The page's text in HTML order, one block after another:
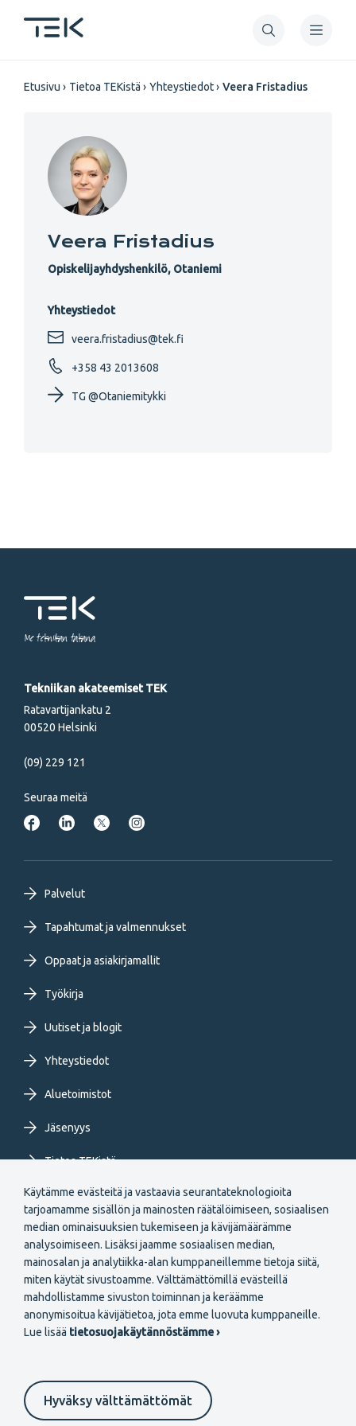
Käytämme evästeitä ja vastaavia seurantateknologioita
tarjoamamme sisällön ja mainosten räätälöimiseen, sosiaalisen
median ominaisuuksien tukemiseen ja kävijämäärämme
analysoimiseen. Lisäksi jaamme sosiaalisen median,
mainosalan ja analytiikka-alan kumppaneillemme tietoja siitä,
miten käytät sivustoamme. Välttämättömillä evästeillä
mahdollistamme sivuston toiminnan ja keräämme
anonymisoitua kävijätietoa, jota emme luovuta kumppaneille.
Lue lisää tietosuojakäytännöstämme ›
Hyväksy välttämättömät
pääsisältöön
Murupolku
Etusivu Tietoa TEKistä Yhteystiedot Veera Fristadius
Veera Fristadius
Opiskelijayhdyshenkilö, Otaniemi
Yhteystiedot
veera.fristadius@tek.fi
+358 43 2013608
TG @Otaniemitykki
Me tekniikan takana
Tekniikan akateemiset TEK
Ratavartijankatu 2
00520 Helsinki
(09) 229 121
Seuraa meitä
Footer
primary
menu
FI
Palvelut
Tapahtumat ja valmennukset
Oppaat ja asiakirjamallit
Työkirja
Uutiset ja blogit
Yhteystiedot
Aluetoimistot
Jäsenyys
Tietoa TEKistä
Extranet
Secondary
FI
Liity jäseneksi
Suomeksi In English På svenska